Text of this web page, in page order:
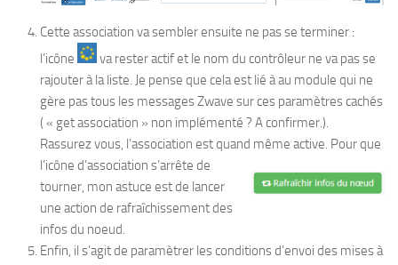
Cette association va sembler ensuite ne pas se terminer :
l’icône
va rester actif et le nom du contrôleur ne va pas se
rajouter à la liste. Je pense que cela est lié à au module qui ne
gère pas tous les messages Zwave sur ces paramètres cachés
( « get association » non implémenté ? A confirmer.).
Rassurez vous, l’association est quand même active. Pour que
l’icône d’association s’arrête de
tourner, mon astuce est de lancer
une action de rafraîchissement des
infos du noeud.
Enfin, il s’agit de paramètrer les conditions d’envoi des mises à